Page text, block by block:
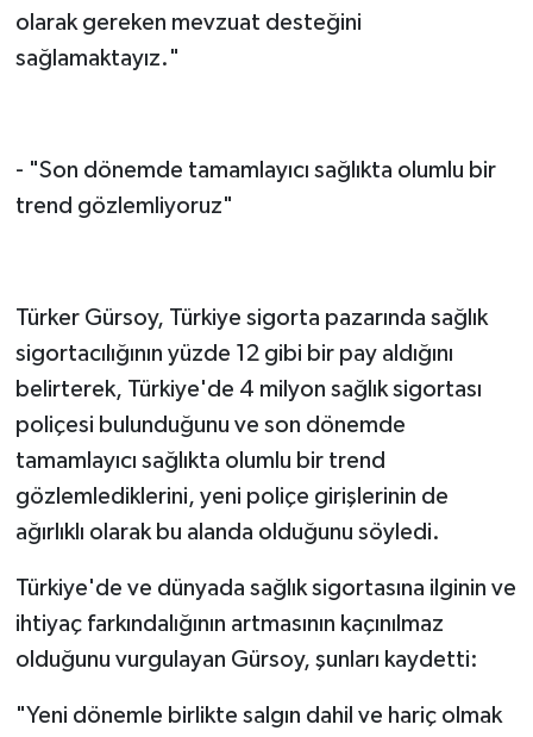
olarak gereken mevzuat desteğini
sağlamaktayız."
- "Son dönemde tamamlayıcı sağlıkta olumlu bir
trend gözlemliyoruz"
Türker Gürsoy, Türkiye sigorta pazarında sağlık
sigortacılığının yüzde 12 gibi bir pay aldığını
belirterek, Türkiye'de 4 milyon sağlık sigortası
poliçesi bulunduğunu ve son dönemde
tamamlayıcı sağlıkta olumlu bir trend
gözlemlediklerini, yeni poliçe girişlerinin de
ağırlıklı olarak bu alanda olduğunu söyledi.
Türkiye'de ve dünyada sağlık sigortasına ilginin ve
ihtiyaç farkındalığının artmasının kaçınılmaz
olduğunu vurgulayan Gürsoy, şunları kaydetti:
"Yeni dönemle birlikte salgın dahil ve hariç olmak